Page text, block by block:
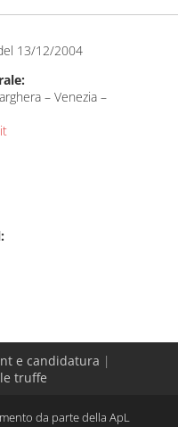
13/12/2004
– Venezia –
e candidatura |
truffe
da parte della ApL